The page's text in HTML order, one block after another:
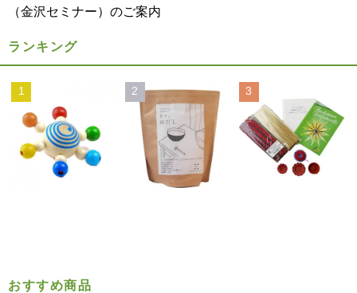
（金沢セミナー）のご案内
ランキング
1 2 3
おすすめ商品